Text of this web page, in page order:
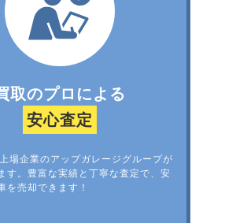
取のプロによる
安心査定
場企業のアップガレージグループが
す。豊富な実績と丁寧な査定で、安
を売却できます！